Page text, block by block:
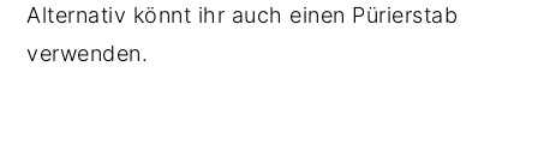
Alternativ könnt ihr auch einen Pürierstab
verwenden.